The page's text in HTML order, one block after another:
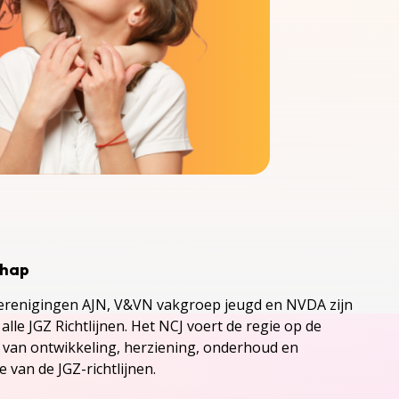
AJN, V&VN vakgroep jeugd en NVDA zijn
JGZ Richtlijnen. Het NCJ voert de regie op de
van ontwikkeling, herziening, onderhoud en
van de JGZ-richtlijnen.